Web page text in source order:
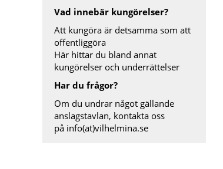
Vad innebär kungörelser?
Att kungöra är detsamma som att
offentliggöra
Här hittar du bland annat
kungörelser och underrättelser
Har du frågor?
Om du undrar något gällande
anslagstavlan, kontakta oss
på info(at)vilhelmina.se